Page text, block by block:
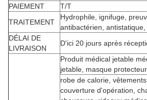
PAIEMENT
T/T
TRAITEMENT
Hydrophile, ignifuge,
antibactérien,
DÉLAI DE
LIVRAISON
D'ici 20 jours après
Produit médical jetable
jetable, masque
robe de calorie,
couverture d'opération,